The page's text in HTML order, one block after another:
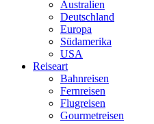
Australien
Deutschland
Europa
Südamerika
USA
Reiseart
Bahnreisen
Fernreisen
Flugreisen
Gourmetreisen